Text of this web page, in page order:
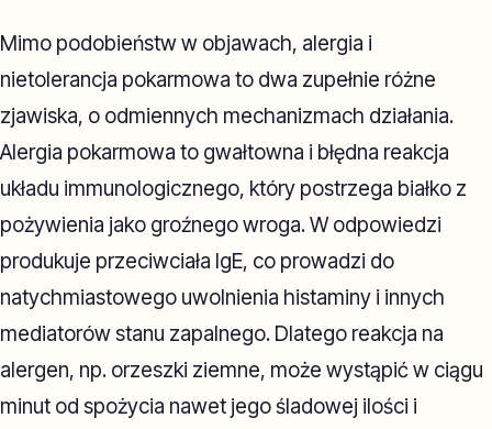
Mimo podobieństw w objawach, alergia i
nietolerancja pokarmowa to dwa zupełnie różne
zjawiska, o odmiennych mechanizmach działania.
Alergia pokarmowa to gwałtowna i błędna reakcja
układu immunologicznego, który postrzega białko z
pożywienia jako groźnego wroga. W odpowiedzi
produkuje przeciwciała IgE, co prowadzi do
natychmiastowego uwolnienia histaminy i innych
mediatorów stanu zapalnego. Dlatego reakcja na
alergen, np. orzeszki ziemne, może wystąpić w ciągu
minut od spożycia nawet jego śladowej ilości i